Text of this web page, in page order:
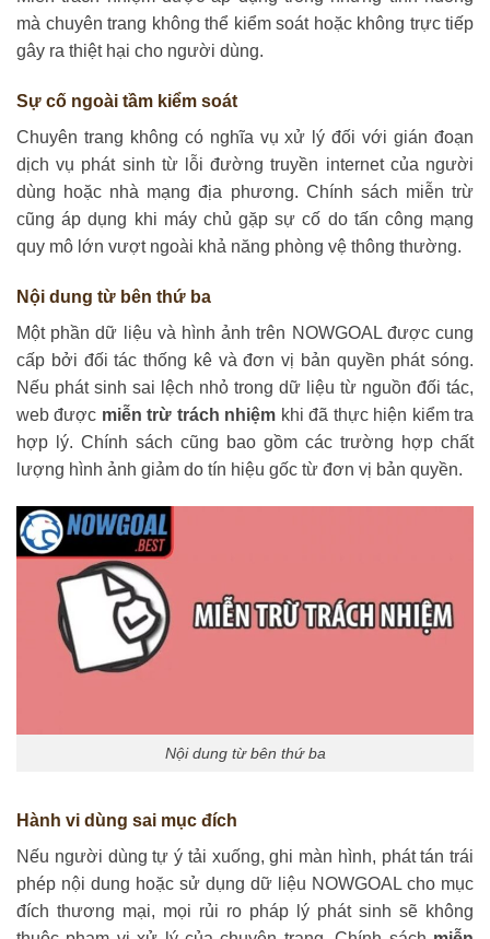
mà chuyên trang không thể kiểm soát hoặc không trực tiếp
gây ra thiệt hại cho người dùng.
Sự cố ngoài tầm kiểm soát
Chuyên trang không có nghĩa vụ xử lý đối với gián đoạn
dịch vụ phát sinh từ lỗi đường truyền internet của người
dùng hoặc nhà mạng địa phương. Chính sách miễn trừ
cũng áp dụng khi máy chủ gặp sự cố do tấn công mạng
quy mô lớn vượt ngoài khả năng phòng vệ thông thường.
Nội dung từ bên thứ ba
Một phần dữ liệu và hình ảnh trên NOWGOAL được cung
cấp bởi đối tác thống kê và đơn vị bản quyền phát sóng.
Nếu phát sinh sai lệch nhỏ trong dữ liệu từ nguồn đối tác,
web được miễn trừ trách nhiệm khi đã thực hiện kiểm tra
hợp lý. Chính sách cũng bao gồm các trường hợp chất
lượng hình ảnh giảm do tín hiệu gốc từ đơn vị bản quyền.
Nội dung từ bên thứ ba
Hành vi dùng sai mục đích
Nếu người dùng tự ý tải xuống, ghi màn hình, phát tán trái
phép nội dung hoặc sử dụng dữ liệu NOWGOAL cho mục
đích thương mại, mọi rủi ro pháp lý phát sinh sẽ không